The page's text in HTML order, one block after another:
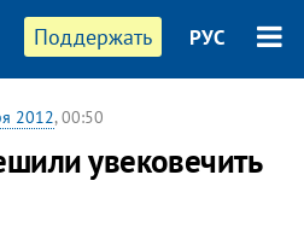
Поддержать РУС
2012, 00:50
увековечить